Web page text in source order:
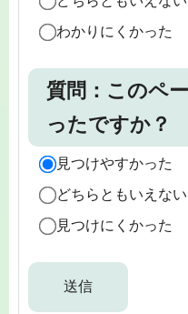
わかりにくかった
質問：このペ
ったですか？
見つけやすかった
どちらともいえない
見つけにくかった